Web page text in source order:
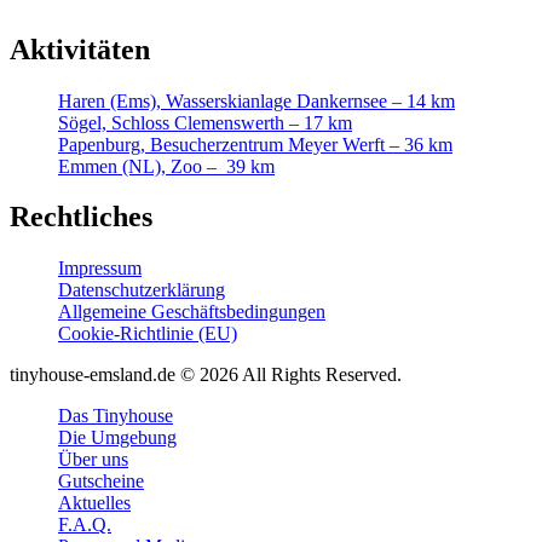
Aktivitäten
Haren (Ems), Wasserskianlage Dankernsee – 14 km
Sögel, Schloss Clemenswerth – 17 km
Papenburg, Besucherzentrum Meyer Werft – 36 km
Emmen (NL), Zoo – 39 km
Rechtliches
Impressum
Datenschutzerklärung
Allgemeine Geschäftsbedingungen
Cookie-Richtlinie (EU)
tinyhouse-emsland.de © 2026 All Rights Reserved.
Das Tinyhouse
Die Umgebung
Über uns
Gutscheine
Aktuelles
F.A.Q.